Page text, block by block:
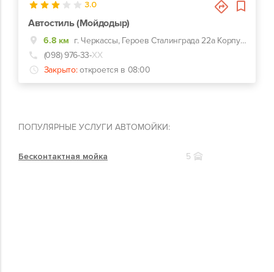
3.0
Автостиль (Мойдодыр)
6.8 км
г. Черкассы, Героев Сталинграда 22а Корпус3, Мытница, Днепро Плаза, бокс 1 или 2
(098) 976-33-ХХ
Закрыто: откроется в 08:00
ПОПУЛЯРНЫЕ УСЛУГИ АВТОМОЙКИ:
Бесконтактная мойка 5